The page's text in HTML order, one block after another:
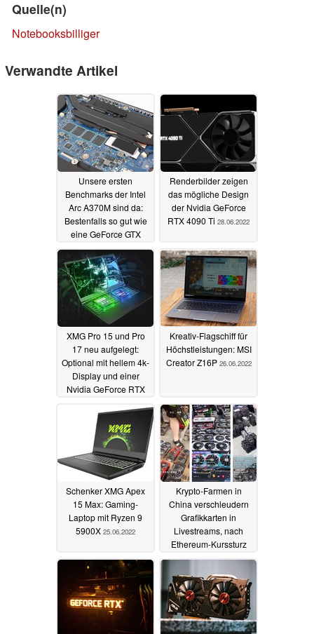
Quelle(n)
Notebooksbilliger
Verwandte Artikel
Unsere ersten
Benchmarks der Intel
Arc A370M sind da:
Bestenfalls so gut wie
eine GeForce GTX
1050 Ti, in bestimmten
Situationen jedoch
langsamer als eine
GeForce MX250
29.06.2022
Renderbilder zeigen
das mögliche Design
der Nvidia GeForce
RTX 4090 Ti 28.06.2022
XMG Pro 15 und Pro
17 neu aufgelegt:
Optional mit hellem 4k-
Display und einer
Nvidia GeForce RTX
Kreativ-Flagschiff für
Höchstleistungen: MSI
Creator Z16P 26.06.2022
Schenker XMG Apex
15 Max: Gaming-
Laptop mit Ryzen 9
5900X 25.06.2022
Krypto-Farmen in
China verschleudern
Grafikkarten in
Livestreams, nach
Ethereum-Kurssturz
21.06.2022